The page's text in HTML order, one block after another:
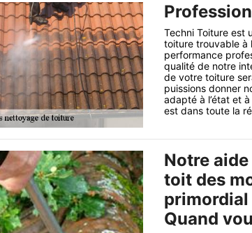
Techni Toiture est
toiture trouvable à
performance
qualité de notre
de votre toiture
puissions donner
adapté à l’état et
est dans toute la
Notre
toit des
primordial
Quand